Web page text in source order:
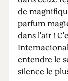
de
parfum
dans l'air !
entendre le
silence le